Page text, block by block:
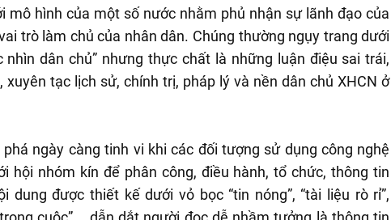
mô hình của một số nước nhằm phủ nhận sự lãnh đạo của
trò làm chủ của nhân dân. Chúng thường ngụy trang dưới
nhìn dân chủ” nhưng thực chất là những luận điệu sai trái,
tạc lịch sử, chính trị, pháp lý và nền dân chủ XHCN ở
ngày càng tinh vi khi các đối tượng sử dụng công nghệ
hội nhóm kín để phân công, điều hành, tổ chức, thông tin
dung được thiết kế dưới vỏ bọc “tin nóng”, “tài liệu rò rỉ”,